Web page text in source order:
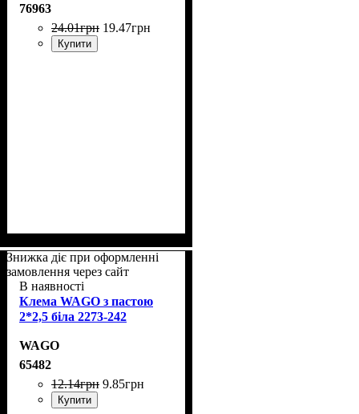
76963
24.01грн 19.47грн
Купити
Знижка діє при оформленні
замовлення через сайт
В наявності
Клема WAGO з пастою
2*2,5 біла 2273-242
WAGO
65482
12.14грн 9.85грн
Купити